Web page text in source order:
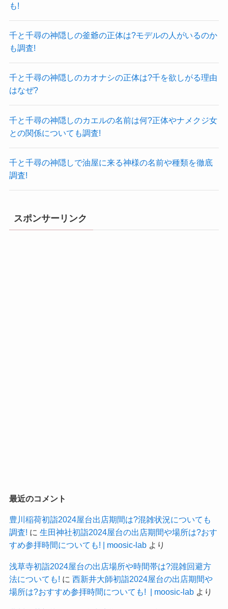
も!
千と千尋の神隠しの釜爺の正体は?モデルの人がいるのか
も調査!
千と千尋の神隠しのカオナシの正体は?千を欲しがる理由
はなぜ?
千と千尋の神隠しのカエルの名前は何?正体やナメクジ女
との関係についても調査!
千と千尋の神隠しで油屋に来る神様の名前や種類を徹底
調査!
スポンサーリンク
最近のコメント
豊川稲荷初詣2024屋台出店期間は?混雑状況についても
調査! に 生田神社初詣2024屋台の出店期間や場所は?おす
すめ参拝時間についても! | moosic-labより
浅草寺初詣2024屋台の出店場所や時間帯は?混雑回避方
法についても! に 西新井大師初詣2024屋台の出店期間や
場所は?おすすめ参拝時間についても! | moosic-labより